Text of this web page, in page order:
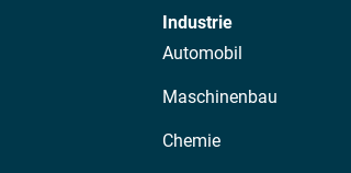
Industrie
Automobil
Maschinenbau
Chemie